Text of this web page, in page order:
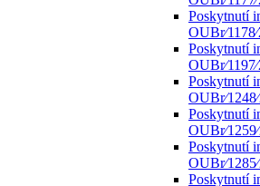
Poskytnutí
Poskytnutí
Poskytnutí
Poskytnutí
Poskytnutí
Poskytnutí